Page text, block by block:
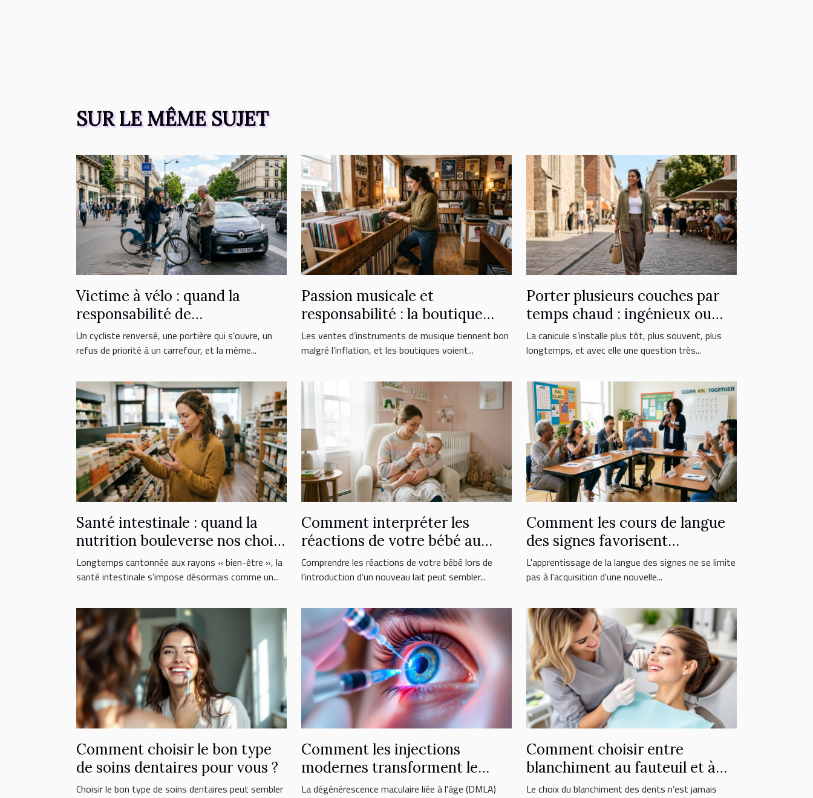
SUR LE MÊME SUJET
Victime à vélo : quand la
responsabilité de
l’automobiliste est engagée
Un cycliste renversé, une portière qui s’ouvre, un
refus de priorité à un carrefour, et la même...
Passion musicale et
responsabilité : la boutique
face aux nouveaux
consommateurs
Les ventes d’instruments de musique tiennent bon
malgré l’inflation, et les boutiques voient...
Porter plusieurs couches par
temps chaud : ingénieux ou
erreur fatale ?
La canicule s’installe plus tôt, plus souvent, plus
longtemps, et avec elle une question très...
Santé intestinale : quand la
nutrition bouleverse nos choix
de suppléments
Longtemps cantonnée aux rayons « bien-être », la
santé intestinale s’impose désormais comme un...
Comment interpréter les
réactions de votre bébé au
nouveau lait ?
Comprendre les réactions de votre bébé lors de
l’introduction d’un nouveau lait peut sembler...
Comment les cours de langue
des signes favorisent
l'inclusion sociale ?
L'apprentissage de la langue des signes ne se limite
pas à l'acquisition d'une nouvelle...
Comment choisir le bon type
de soins dentaires pour vous ?
Choisir le bon type de soins dentaires peut sembler
Comment les injections
modernes transforment le
traitement de la DMLA ?
La dégénérescence maculaire liée à l'âge (DMLA)
Comment choisir entre
blanchiment au fauteuil et à
domicile ?
Le choix du blanchiment des dents n’est jamais